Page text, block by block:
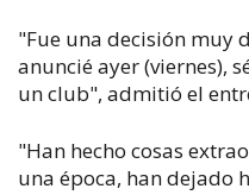
"Fue una decisión muy
anuncié ayer (viernes),
un club", admitió el
"Han hecho cosas
una época, han dejado